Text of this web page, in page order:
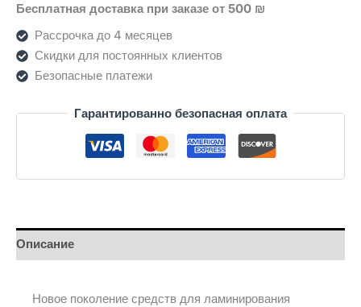
Бесплатная доставка при заказе от 500 ₪
Рассрочка до 4 месяцев
Скидки для постоянных клиентов
Безопасные платежи
Гарантированно безопасная оплата
Описание
Новое поколение средств для ламинирования